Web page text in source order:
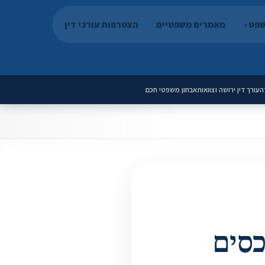
מאמרים משפטיים הצטרפות עורכי דין
עורך דין ירושה וצוואותאבחון משפטי חכם